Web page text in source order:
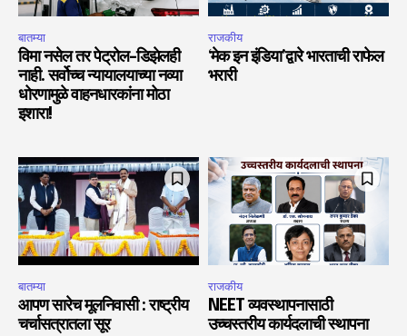
बातम्या
विमा नसेल तर पेट्रोल-डिझेलही
नाही. सर्वोच्च न्यायालयाच्या नव्या
धोरणामुळे वाहनधारकांना मोठा
इशारा!
राजकीय
‘मेक इन इंडिया’द्वारे भारताची राफेल
भरारी
बातम्या
आपण सारेच मूलनिवासी : राष्ट्रीय
चर्चासत्रातला सूर
राजकीय
NEET व्यवस्थापनासाठी
उच्चस्तरीय कार्यदलाची स्थापना